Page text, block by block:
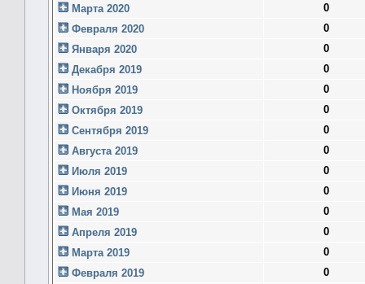
Марта 2020
0
Февраля 2020
0
Января 2020
0
Декабря 2019
0
Ноября 2019
0
Октября 2019
0
Сентября 2019
0
Августа 2019
0
Июля 2019
0
Июня 2019
0
Мая 2019
0
Апреля 2019
0
Марта 2019
0
Февраля 2019
0